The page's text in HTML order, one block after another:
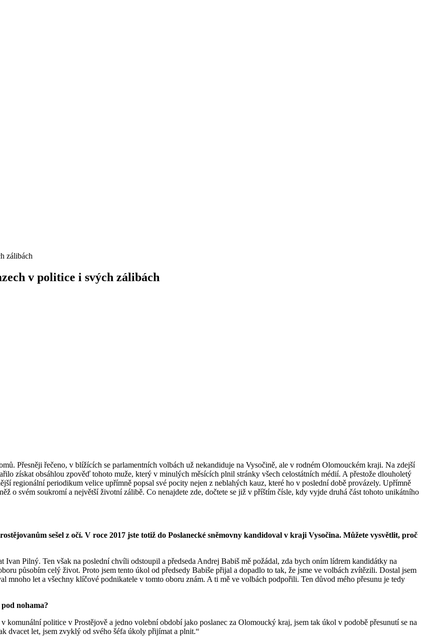
v politice i svých zálibách
Přesněji řečeno, v blížících se parlamentních volbách už nekandiduje na Vysočině, ale v rodném Olomouckém kraji. Na zdejší
získat obsáhlou zpověď tohoto muže, který v minulých měsících plnil stránky všech celostátních médií. A přestože dlouholetý
regionální periodikum velice upřímně popsal své pocity nejen z neblahých kauz, které ho v poslední době provázely. Upřímně
o svém soukromí a největší životní zálibě. Co nenajdete zde, dočtete se již v příštím čísle, kdy vyjde druhá část tohoto unikátního
sešel z očí. V roce 2017 jste totiž do Poslanecké sněmovny kandidoval v kraji Vysočina. Můžete vysvětlit, proč
Pilný. Ten však na poslední chvíli odstoupil a předseda Andrej Babiš mě požádal, zda bych oním lídrem kandidátky na
působím celý život. Proto jsem tento úkol od předsedy Babiše přijal a dopadlo to tak, že jsme ve volbách zvítězili. Dostal jsem
mnoho let a všechny klíčové podnikatele v tomto oboru znám. A ti mě ve volbách podpořili. Ten důvod mého přesunu je tedy
nohama?
komunální politice v Prostějově a jedno volební období jako poslanec za Olomoucký kraj, jsem tak úkol v podobě přesunutí se na
dvacet let, jsem zvyklý od svého šéfa úkoly přijímat a plnit.“